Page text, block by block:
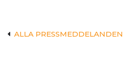
ALLA PRESSMEDDELANDEN